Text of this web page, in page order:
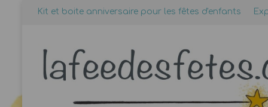
Kit et boite anniversaire pour les fêtes d'enfants